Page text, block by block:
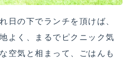
日の下でランチを頂けば、
よく、まるでピクニック気
空気と相まって、ごはんも